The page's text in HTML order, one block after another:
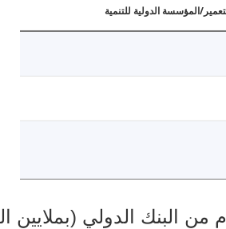
المؤسسة الدولية للتنمية
الدولي (بملايين الدولارات)